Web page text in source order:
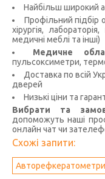
Найбільш широкий
Профільний підбір
хірургія,
медичні меблі та інші)
Медичне
пульсоксиметри,
Доставка по всій
дверей
Низькі ціни та
Вибрати та
допоможуть наші
онлайн чат чи
Схожі запити:
Авторефкератометри